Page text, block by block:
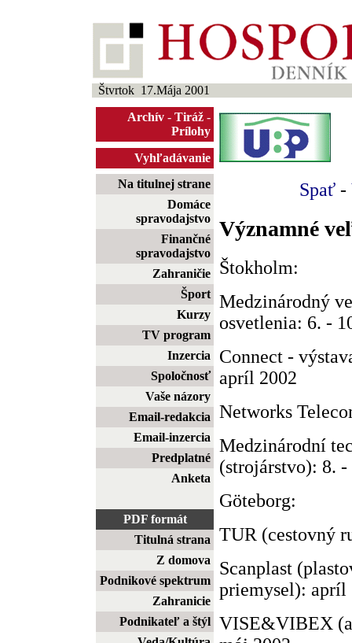
Štvrtok 17.Mája 2001
Archív - Tiráž -
Prílohy
Vyhľadávanie
Na titulnej strane
Domáce
spravodajstvo
Finančné
spravodajstvo
Zahraničie
Šport
Kurzy
TV program
Inzercia
Spoločnosť
Vaše názory
Email-redakcia
Email-inzercia
Predplatné
Anketa
PDF formát
Titulná strana
Z domova
Podnikové spektrum
Zahranicie
Podnikateľ a štýl
Spať -
Významné
Štokholm:
Medzinárodný
osvetlenia: 6. -
Connect -
apríl 2002
Networks
Medzinárodní
(strojárstvo): 8. -
Göteborg:
TUR (cestovný
Scanplast
priemysel): apríl
VISE&VIBEX